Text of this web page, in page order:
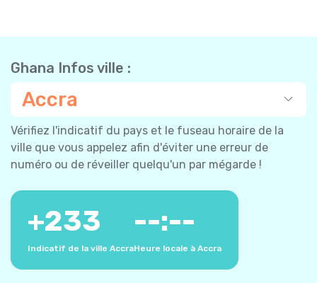
Ghana Infos ville :
Accra
Vérifiez l'indicatif du pays et le fuseau horaire de la
ville que vous appelez afin d'éviter une erreur de
numéro ou de réveiller quelqu'un par mégarde !
+233
Indicatif de la ville Accra
--:--
Heure locale à Accra